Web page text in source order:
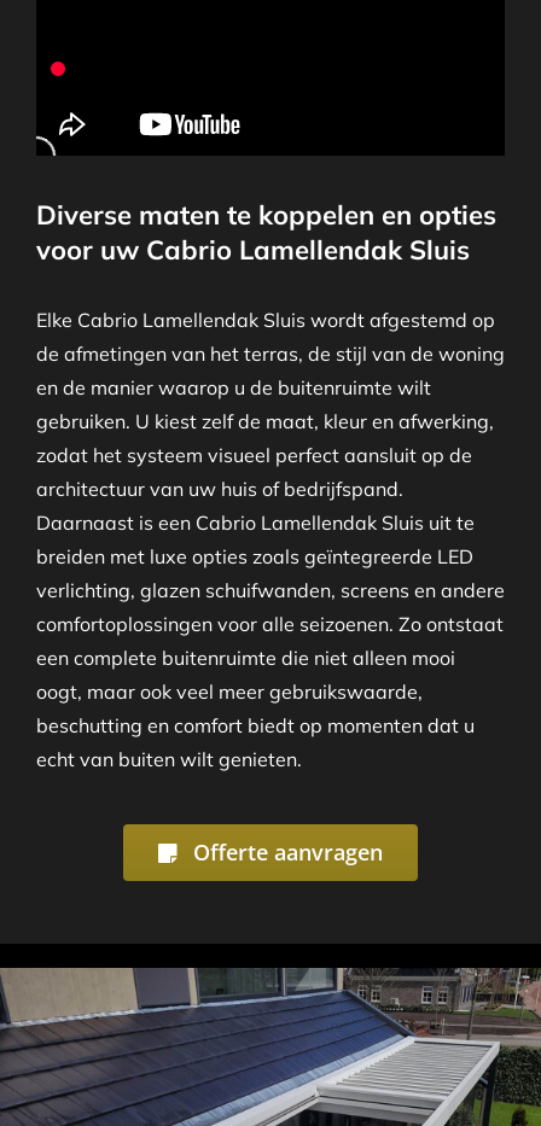
Diverse maten te koppelen en opties
voor uw Cabrio Lamellendak Sluis
Elke Cabrio Lamellendak Sluis wordt afgestemd op
de afmetingen van het terras, de stijl van de woning
en de manier waarop u de buitenruimte wilt
gebruiken. U kiest zelf de maat, kleur en afwerking,
zodat het systeem visueel perfect aansluit op de
architectuur van uw huis of bedrijfspand.
Daarnaast is een Cabrio Lamellendak Sluis uit te
breiden met luxe opties zoals geïntegreerde LED
verlichting, glazen schuifwanden, screens en andere
comfortoplossingen voor alle seizoenen. Zo ontstaat
een complete buitenruimte die niet alleen mooi
oogt, maar ook veel meer gebruikswaarde,
beschutting en comfort biedt op momenten dat u
echt van buiten wilt genieten.
Offerte aanvragen